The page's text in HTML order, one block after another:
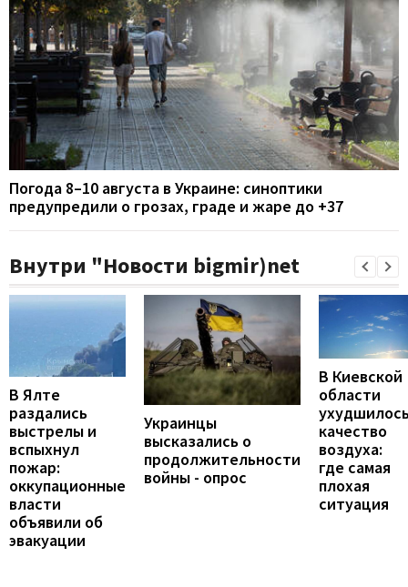
Погода 8–10 августа в Украине: синоптики
предупредили о грозах, граде и жаре до +37
Внутри "Новости bigmir)net
В Ялте
раздались
выстрелы и
вспыхнул
пожар:
оккупационные
власти
объявили об
эвакуации
Украинцы
высказались о
продолжительности
войны - опрос
В Киевской
области
качество
воздуха:
где самая
плохая
ситуация